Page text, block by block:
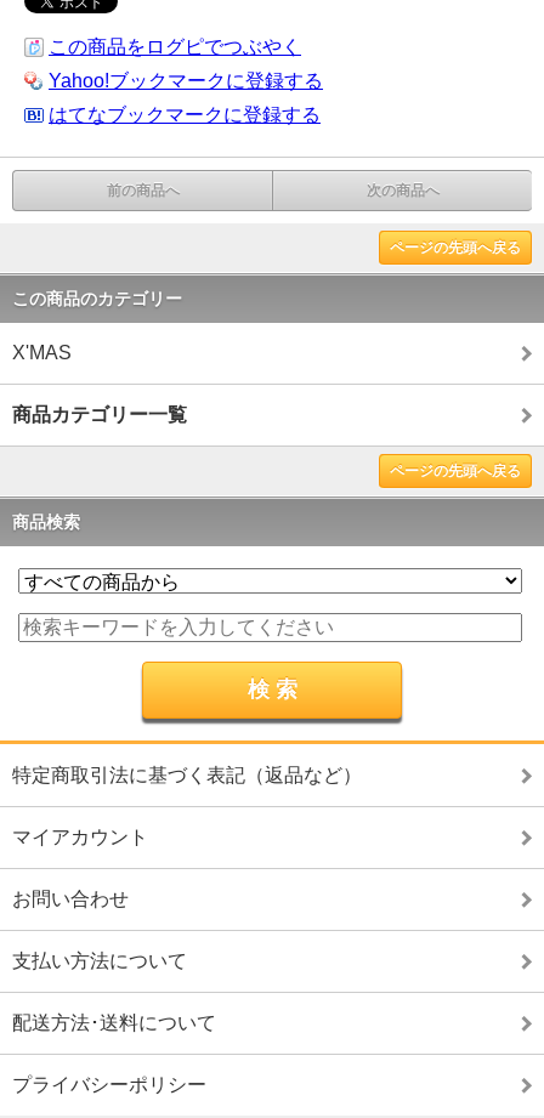
この商品をログピでつぶやく
Yahoo!ブックマークに登録する
はてなブックマークに登録する
前の商品へ 次の商品へ
ページの先頭へ戻る
この商品のカテゴリー
X'MAS
商品カテゴリー一覧
ページの先頭へ戻る
商品検索
特定商取引法に基づく表記（返品など）
マイアカウント
お問い合わせ
支払い方法について
配送方法･送料について
プライバシーポリシー